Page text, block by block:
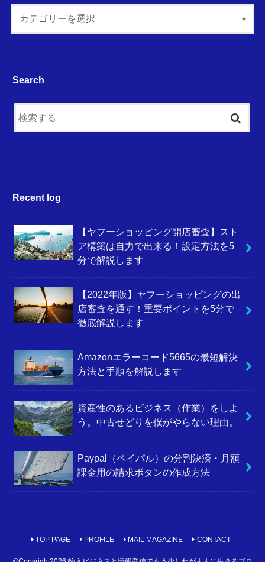
Search
Recent log
【ヤフーショッピング開店審査】スト
ア構築は自力で出来る！設定方法を5
分で解説します
【2022年版】ヤフーショッピングの出
店審査を通す！重要ポイントを5分で
徹底解説します
Amazonエラーコード5665の最短解決
方法と手順を解説します
資産性のあるビジネス（作業）をしよ
う。中古せどりを僕がやらない理由。
Paypal（ペイパル）の分割決済・月額
課金用の請求ボタンの作成方法
TOP PAGE PROFILE MAIL MAGAZINE CONTACT